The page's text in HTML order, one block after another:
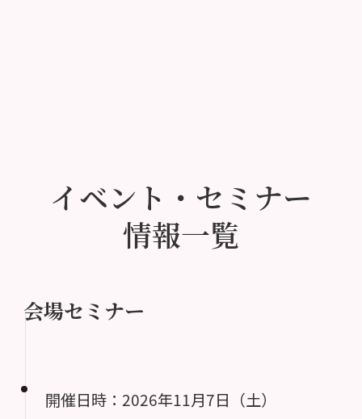
イベント・セミナー
情報一覧
会場セミナー
開催日時：2026年11月7日（土）